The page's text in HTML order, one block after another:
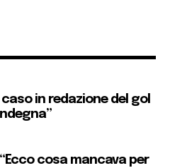
in redazione del gol
cosa mancava per